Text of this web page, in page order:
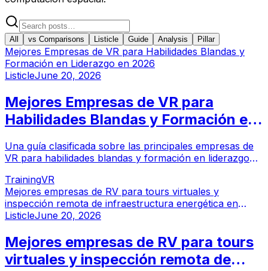
All vs Comparisons Listicle Guide Analysis Pillar
Mejores Empresas de VR para Habilidades Blandas y
Formación en Liderazgo en 2026
ListicleJune 20, 2026
Mejores Empresas de VR para
Habilidades Blandas y Formación en
Una guía clasificada sobre las principales empresas de
VR para habilidades blandas y formación en liderazgo
plataformas de simulación empresarial para
comunicación, gestión y DEI.
TrainingVR
Mejores empresas de RV para tours virtuales y
inspección remota de infraestructura energética en
2026
ListicleJune 20, 2026
Mejores empresas de RV para tours
virtuales y inspección remota de